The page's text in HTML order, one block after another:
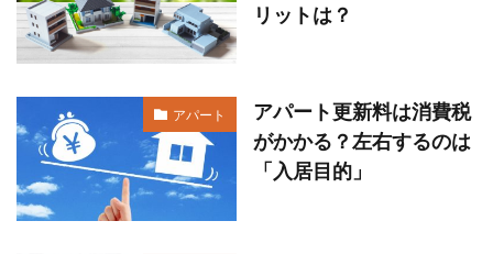
リットは？
アパート
アパート更新料は消費税
がかかる？左右するのは
「入居目的」